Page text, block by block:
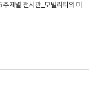
제별 전시관_모빌리티의 미